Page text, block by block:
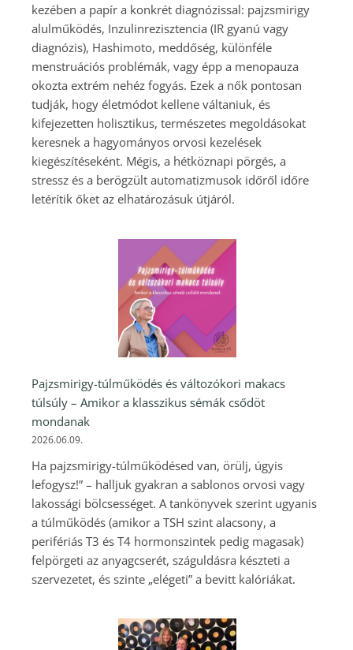
kezében a papír a konkrét diagnózissal: pajzsmirigy
alulműködés, Inzulinrezisztencia (IR gyanú vagy
diagnózis), Hashimoto, meddőség, különféle
menstruációs problémák, vagy épp a menopauza
okozta extrém nehéz fogyás. Ezek a nők pontosan
tudják, hogy életmódot kellene váltaniuk, és
kifejezetten holisztikus, természetes megoldásokat
keresnek a hagyományos orvosi kezelések
kiegészítéseként. Mégis, a hétköznapi pörgés, a
stressz és a berögzült automatizmusok időről időre
letérítik őket az elhatározásuk útjáról.
Pajzsmirigy-túlműködés és változókori makacs
túlsúly – Amikor a klasszikus sémák csődöt
mondanak
2026.06.09.
Ha pajzsmirigy-túlműködésed van, örülj, úgyis
lefogysz!” – halljuk gyakran a sablonos orvosi vagy
lakossági bölcsességet. A tankönyvek szerint ugyanis
a túlműködés (amikor a TSH szint alacsony, a
perifériás T3 és T4 hormonszintek pedig magasak)
felpörgeti az anyagcserét, száguldásra készteti a
szervezetet, és szinte „elégeti” a bevitt kalóriákat.